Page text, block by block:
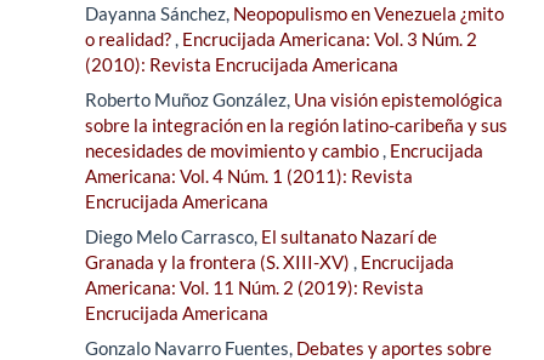
Dayanna Sánchez, Neopopulismo en Venezuela ¿mito
o realidad?, Encrucijada Americana: Vol. 3 Núm. 2
(2010): Revista Encrucijada Americana
Roberto Muñoz González, Una visión epistemológica
sobre la integración en la región latino-caribeña y sus
necesidades de movimiento y cambio, Encrucijada
Americana: Vol. 4 Núm. 1 (2011): Revista
Encrucijada Americana
Diego Melo Carrasco, El sultanato Nazarí de
Granada y la frontera (S. XIII-XV) , Encrucijada
Americana: Vol. 11 Núm. 2 (2019): Revista
Encrucijada Americana
Gonzalo Navarro Fuentes, Debates y aportes sobre